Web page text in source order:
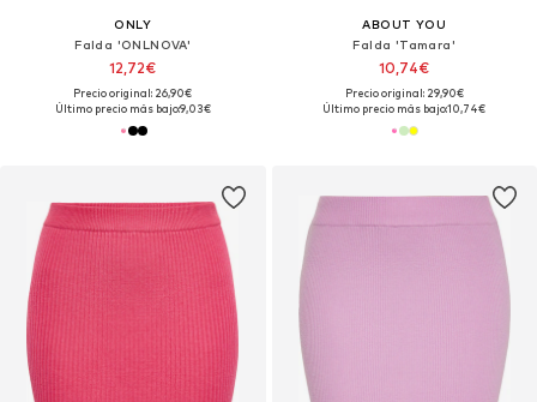
ONLY
Falda 'ONLNOVA'
12,72€
Precio original: 26,90€
Último precio más bajo:9,03€
ABOUT YOU
Falda 'Tamara'
10,74€
Precio original: 29,90€
Último precio más bajo:10,74€